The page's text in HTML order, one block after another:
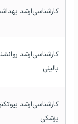
کارشناسی‌ارشد بهداشت عمومی
بالینی
پزشکی